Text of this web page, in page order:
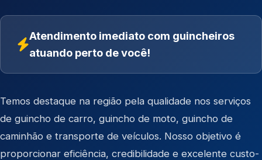
Atendimento imediato com guincheiros
atuando perto de você!
Temos destaque na região pela qualidade nos serviços
de guincho de carro, guincho de moto, guincho de
caminhão e transporte de veículos. Nosso objetivo é
proporcionar eficiência, credibilidade e excelente custo-